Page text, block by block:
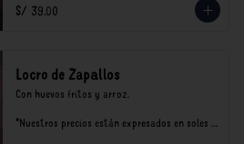
S/ 39.00
Locro de Zapallos
Con huevos fritos y arroz.
*Nuestros precios están expresados en soles e